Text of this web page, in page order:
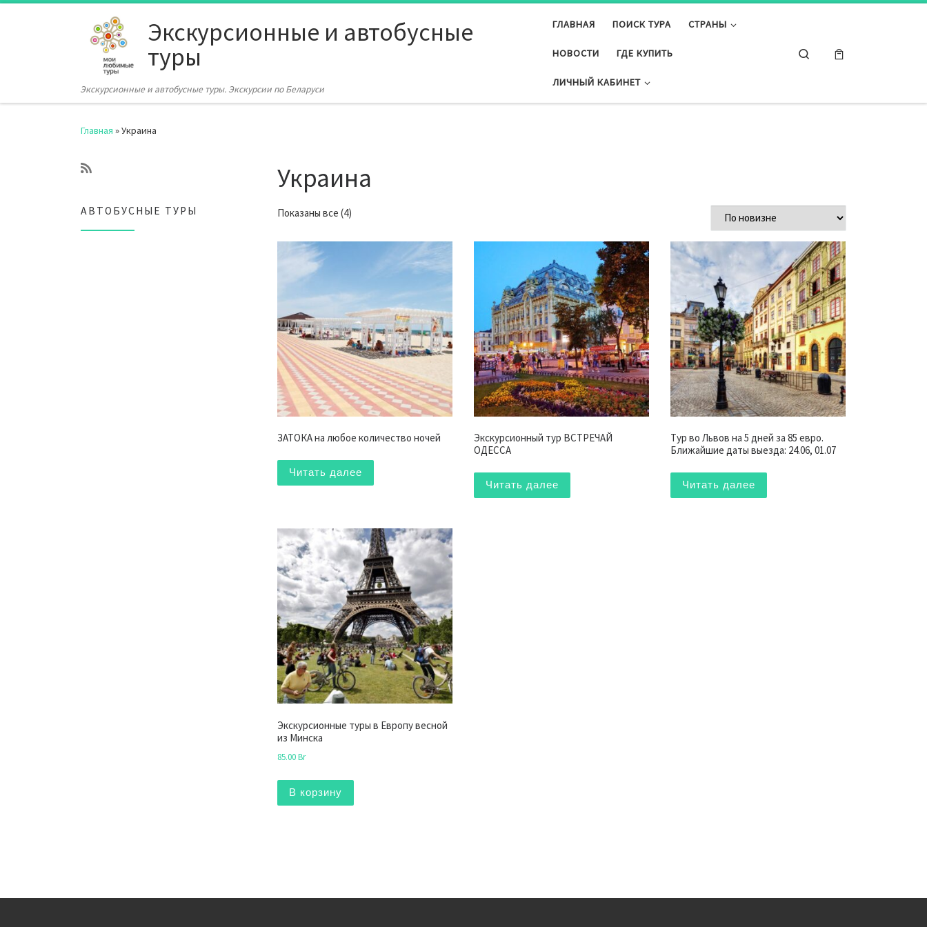
Перейти к содержимому
Экскурсионные и автобусные
туры
Экскурсионные и автобусные туры. Экскурсии по Беларуси
ГЛАВНАЯ ПОИСК ТУРА СТРАНЫ
НОВОСТИ ГДЕ КУПИТЬ
ЛИЧНЫЙ КАБИНЕТ
Search
Главная »Украина
Украина
Показаны все (4)
ЗАТОКА на любое количество ночей
Читать далее
Экскурсионный тур ВСТРЕЧАЙ
ОДЕССА
Читать далее
Тур во Львов на 5 дней за 85 евро.
Ближайшие даты выезда: 24.06, 01.07
Читать далее
Экскурсионные туры в Европу весной
из Минска
85.00Br
В корзину
АВТОБУСНЫЕ ТУРЫ